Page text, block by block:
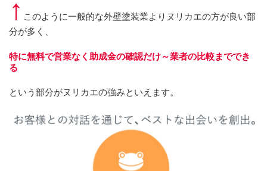
↑ このように一般的な外壁塗装業よりヌリカエの方が良い部
分が多く、
特に無料で営業なく助成金の確認だけ～業者の比較まででき
る
という部分がヌリカエの強みといえます。